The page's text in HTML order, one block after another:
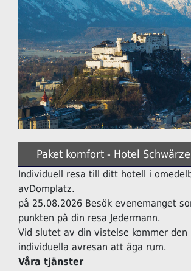
Paket komfort - Hotel
Individuell resa till ditt hotell i
avDomplatz.
på 25.08.2026 Besök evenemanget
punkten på din resa Jedermann.
Vid slutet av din vistelse kommer den
individuella avresan att äga rum.
Våra tjänster